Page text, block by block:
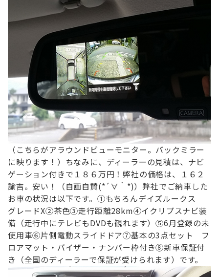
（こちらがアラウンドビューモニター。バックミラー
に映ります！） ちなみに、ディーラーの見積は、ナビ
ゲーション付きで１８６万円！弊社の価格は、１６２
諭吉。安い！（自画自賛(*´∀｀*)）弊社でご納車した
お車の状況は以下です。 ①もちろんデイズルークス
グレードX②茶色③走行距離28km④イクリプスナビ装
備（走行中にテレビもDVDも観れます）⑤6月登録の未
使用車⑥片側電動スライドドア⑦基本の3点セット フ
ロアマット・バイザー・ナンバー枠付き⑧新車保証付
き（全国のディーラーで保証が受けられます） です。